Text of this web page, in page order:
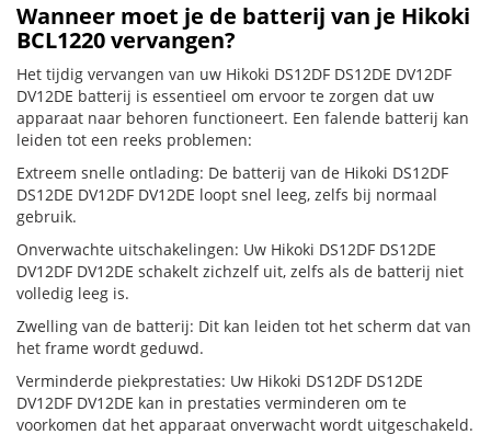
Wanneer moet je de batterij van je Hikoki
BCL1220 vervangen?
Het tijdig vervangen van uw Hikoki DS12DF DS12DE DV12DF
DV12DE batterij is essentieel om ervoor te zorgen dat uw
apparaat naar behoren functioneert. Een falende batterij kan
leiden tot een reeks problemen:
Extreem snelle ontlading: De batterij van de Hikoki DS12DF
DS12DE DV12DF DV12DE loopt snel leeg, zelfs bij normaal
gebruik.
Onverwachte uitschakelingen: Uw Hikoki DS12DF DS12DE
DV12DF DV12DE schakelt zichzelf uit, zelfs als de batterij niet
volledig leeg is.
Zwelling van de batterij: Dit kan leiden tot het scherm dat van
het frame wordt geduwd.
Verminderde piekprestaties: Uw Hikoki DS12DF DS12DE
DV12DF DV12DE kan in prestaties verminderen om te
voorkomen dat het apparaat onverwacht wordt uitgeschakeld.